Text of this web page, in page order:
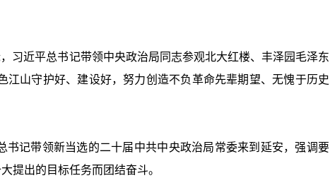
习近平总书记带领中央政治局同志参观北大红楼、丰泽园毛泽东
江山守护好、建设好，努力创造不负革命先辈期望、无愧于历史
书记带领新当选的二十届中共中央政治局常委来到延安，强调要
提出的目标任务而团结奋斗。